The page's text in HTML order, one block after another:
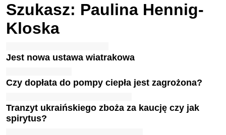
Szukasz: Paulina Hennig-
Kloska
Jest nowa ustawa wiatrakowa
Czy dopłata do pompy ciepła jest zagrożona?
Tranzyt ukraińskiego zboża za kaucję czy jak
spirytus?